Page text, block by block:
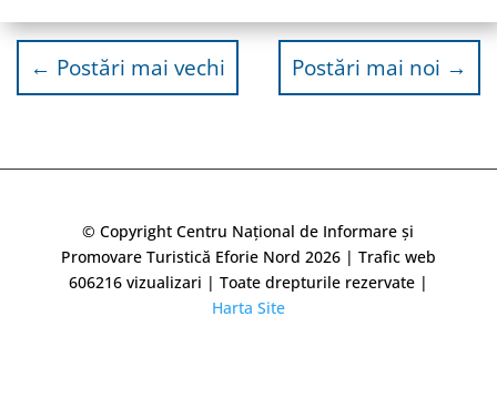
← Postări mai vechi Postări mai noi →
© Copyright Centru Național de Informare și
Promovare Turistică Eforie Nord 2026 | Trafic web
606216vizualizari | Toate drepturile rezervate |
Harta Site